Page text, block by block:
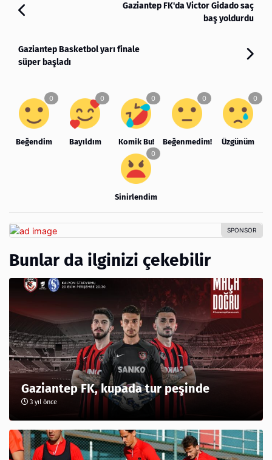
Gaziantep FK'da Victor Gidado saç
baş yoldurdu
Gaziantep Basketbol yarı finale
süper başladı
Beğendim Bayıldım Komik Bu! Beğenmedim! Üzgünüm
Sinirlendim
Bunlar da ilginizi çekebilir
Gaziantep FK, kupada tur peşinde
3 yıl önce